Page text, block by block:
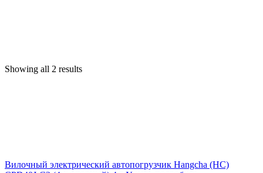
Showing all 2 results
Вилочный электрический автопогрузчик Hangcha (HC)